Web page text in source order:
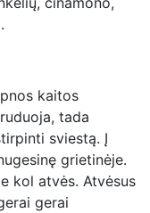
kaitos
tada
sviestą. Į
grietinėje.
kol atvės. Atvėsus
gerai